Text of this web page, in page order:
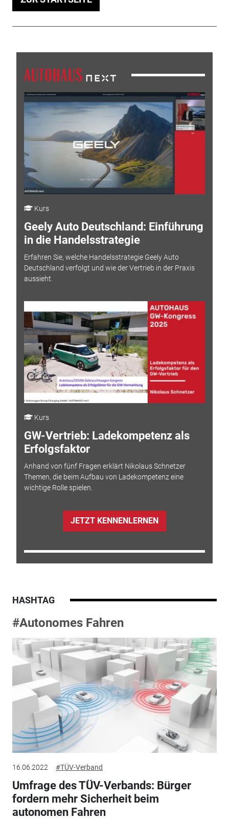
Kurs
Geely Auto Deutschland: Einführung
in die Handelsstrategie
Erfahren Sie, welche Handelsstrategie Geely Auto
Deutschland verfolgt und wie der Vertrieb in der Praxis
aussieht.
Kurs
GW-Vertrieb: Ladekompetenz als
Erfolgsfaktor
Anhand von fünf Fragen erklärt Nikolaus Schnetzer
Themen, die beim Aufbau von Ladekompetenz eine
wichtige Rolle spielen.
JETZT KENNENLERNEN
HASHTAG
#Autonomes Fahren
16.06.2022 #TÜV-Verband
Umfrage des TÜV-Verbands: Bürger
fordern mehr Sicherheit beim
autonomen Fahren